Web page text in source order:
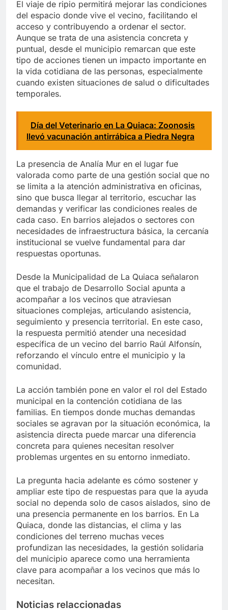
El viaje de ripio permitirá mejorar las condiciones
del espacio donde vive el vecino, facilitando el
acceso y contribuyendo a ordenar el sector.
Aunque se trata de una asistencia concreta y
puntual, desde el municipio remarcan que este
tipo de acciones tienen un impacto importante en
la vida cotidiana de las personas, especialmente
cuando existen situaciones de salud o dificultades
temporales.
Día del Veterinario en La Quiaca: Zoonosis
llevó vacunación antirrábica a Piedra Negra
La presencia de Analía Mur en el lugar fue
valorada como parte de una gestión social que no
se limita a la atención administrativa en oficinas,
sino que busca llegar al territorio, escuchar las
demandas y verificar las condiciones reales de
cada caso. En barrios alejados o sectores con
necesidades de infraestructura básica, la cercanía
institucional se vuelve fundamental para dar
respuestas oportunas.
Desde la Municipalidad de La Quiaca señalaron
que el trabajo de Desarrollo Social apunta a
acompañar a los vecinos que atraviesan
situaciones complejas, articulando asistencia,
seguimiento y presencia territorial. En este caso,
la respuesta permitió atender una necesidad
específica de un vecino del barrio Raúl Alfonsín,
reforzando el vínculo entre el municipio y la
comunidad.
La acción también pone en valor el rol del Estado
municipal en la contención cotidiana de las
familias. En tiempos donde muchas demandas
sociales se agravan por la situación económica, la
asistencia directa puede marcar una diferencia
concreta para quienes necesitan resolver
problemas urgentes en su entorno inmediato.
La pregunta hacia adelante es cómo sostener y
ampliar este tipo de respuestas para que la ayuda
social no dependa solo de casos aislados, sino de
una presencia permanente en los barrios. En La
Quiaca, donde las distancias, el clima y las
condiciones del terreno muchas veces
profundizan las necesidades, la gestión solidaria
del municipio aparece como una herramienta
clave para acompañar a los vecinos que más lo
necesitan.
Noticias relaccionadas